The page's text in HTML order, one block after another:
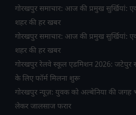
गोरखपुर समाचार: आज की प्रमुख सुर्खियां:
शहर की हर खबर
गोरखपुर समाचार: आज की प्रमुख सुर्खियां:
शहर की हर खबर
गोरखपुर रेलवे स्कूल एडमिशन 2026: जटेपुर
के लिए फॉर्म मिलना शुरू
गोरखपुर न्यूज़: युवक को अल्बेनिया की जगह
लेकर जालसाज फरार